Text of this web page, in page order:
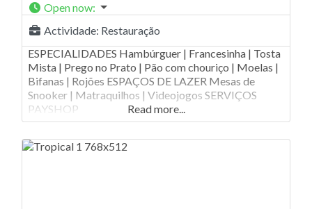
Open now:
Actividade: Restauração
ESPECIALIDADES Hambúrguer | Francesinha | Tosta
Mista | Prego no Prato | Pão com chouriço | Moelas |
Bifanas | Rojões ESPAÇOS DE LAZER Mesas de
Snooker | Matraquilhos | Videojogos SERVIÇOS
PAYSHOP
Read more...